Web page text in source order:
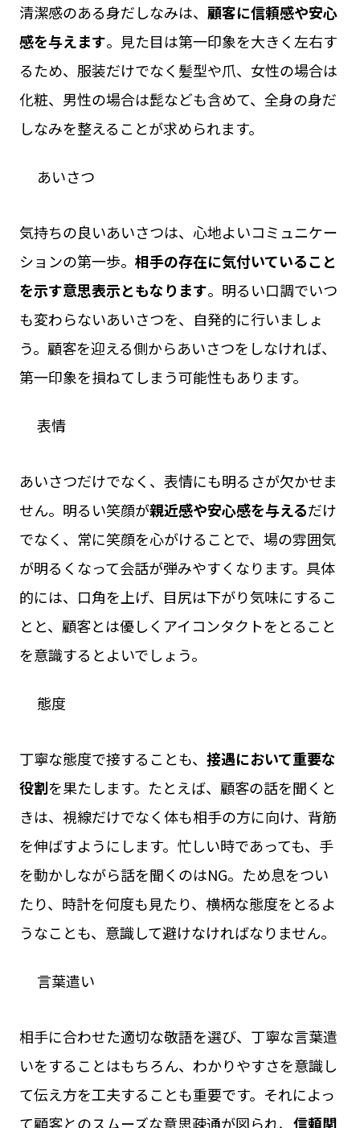
清潔感のある身だしなみは、 顧客に信頼感や安心
感を与えます。見た目は第一印象を大きく左右す
るため、服装だけでなく髪型や爪、女性の場合は
化粧、男性の場合は髭なども含めて、全身の身だ
しなみを整えることが求められます。
あいさつ
気持ちの良いあいさつは、心地よいコミュニケー
ションの第一歩。 相手の存在に気付いていること
を示す意思表示ともなります。明るい口調でいつ
も変わらないあいさつを、自発的に行いましょ
う。顧客を迎える側からあいさつをしなければ、
第一印象を損ねてしまう可能性もあります。
表情
あいさつだけでなく、表情にも明るさが欠かせま
せん。明るい笑顔が親近感や安心感を与えるだけ
でなく、常に笑顔を心がけることで、場の雰囲気
が明るくなって会話が弾みやすくなります。具体
的には、口角を上げ、目尻は下がり気味にするこ
とと、顧客とは優しくアイコンタクトをとること
を意識するとよいでしょう。
態度
丁寧な態度で接することも、 接遇において重要な
役割を果たします。たとえば、顧客の話を聞くと
きは、視線だけでなく体も相手の方に向け、背筋
を伸ばすようにします。忙しい時であっても、手
を動かしながら話を聞くのはNG。ため息をつい
たり、時計を何度も見たり、横柄な態度をとるよ
うなことも、意識して避けなければなりません。
言葉遣い
相手に合わせた適切な敬語を選び、丁寧な言葉遣
いをすることはもちろん、わかりやすさを意識し
て伝え方を工夫することも重要です。それによっ
て顧客とのスムーズな意思疎通が図られ、 信頼関